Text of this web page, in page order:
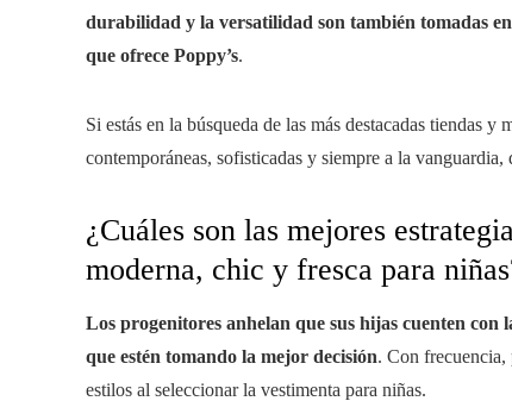
durabilidad y la versatilidad son también tomadas
que ofrece Poppy’s.
Si estás en la búsqueda de las más destacadas tiendas y
contemporáneas, sofisticadas y siempre a la
¿Cuáles son las mejores
moderna, chic y fresca para
Los progenitores anhelan que sus hijas cuenten con
que estén tomando la mejor decisión. Con frecuencia,
estilos al seleccionar la vestimenta para niñas.